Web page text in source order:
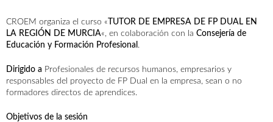
CROEM organiza el curso « TUTOR DE EMPRESA DE FP DUAL EN
LA REGIÓN DE MURCIA«, en colaboración con la Consejería de
Educación y Formación Profesional .
Dirigido a Profesionales de recursos humanos, empresarios y
responsables del proyecto de FP Dual en la empresa, sean o no
formadores directos de aprendices.
Objetivos de la sesión